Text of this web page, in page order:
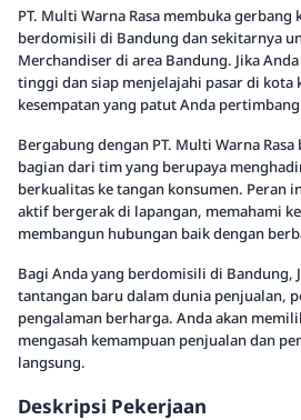
PT. Multi Warna Rasa membuka
berdomisili di Bandung dan sekitarnya
Merchandiser di area Bandung. Jika
tinggi dan siap menjelajahi pasar di kota
kesempatan yang patut Anda
Bergabung dengan PT. Multi Warna
bagian dari tim yang berupaya
berkualitas ke tangan konsumen. Peran
aktif bergerak di lapangan, memahami
membangun hubungan baik dengan
Bagi Anda yang berdomisili di Bandung,
tantangan baru dalam dunia penjualan,
pengalaman berharga. Anda akan
mengasah kemampuan penjualan dan
langsung.
Deskripsi Pekerjaan